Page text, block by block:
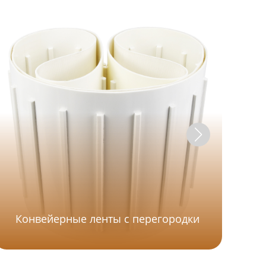
Конвейерные ленты с перегородки